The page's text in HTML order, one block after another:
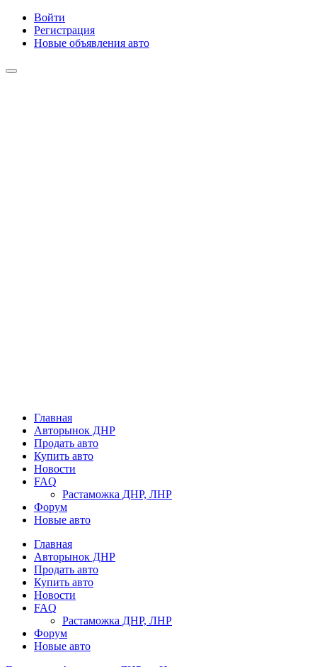
Войти
Регистрация
Новые объявления авто
Главная
Авторынок ДНР
Продать авто
Купить авто
Новости
FAQ
Растаможка ДНР, ЛНР
Форум
Новые авто
Главная
Авторынок ДНР
Продать авто
Купить авто
Новости
FAQ
Растаможка ДНР, ЛНР
Форум
Новые авто